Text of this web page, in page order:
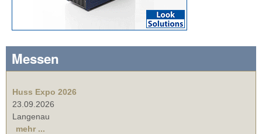
Messen
Huss Expo 2026
23.09.2026
Langenau
mehr ...